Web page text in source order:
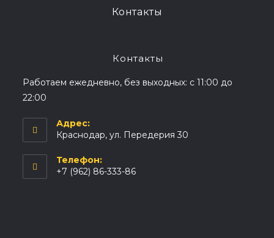
Контакты
Контакты
Работаем ежедневно, без выходных: с 11:00 до
22:00
Адрес:
Краснодар, ул. Передерия 30
Телефон:
+7 (962) 86-333-86